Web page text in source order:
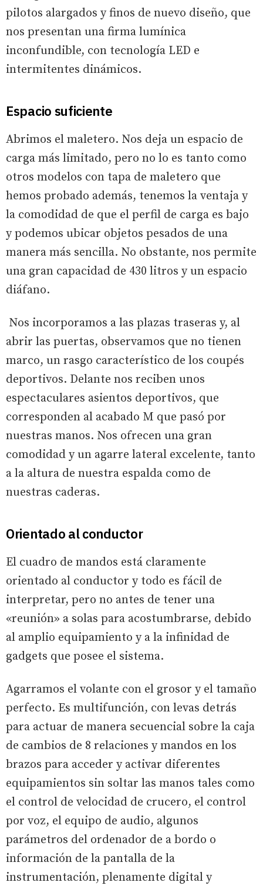
pilotos alargados y finos de nuevo diseño, que
nos presentan una firma lumínica
inconfundible, con tecnología LED e
intermitentes dinámicos.
Espacio suficiente
Abrimos el maletero. Nos deja un espacio de
carga más limitado, pero no lo es tanto como
otros modelos con tapa de maletero que
hemos probado además, tenemos la ventaja y
la comodidad de que el perfil de carga es bajo
y podemos ubicar objetos pesados de una
manera más sencilla. No obstante, nos permite
una gran capacidad de 430 litros y un espacio
diáfano.
Nos incorporamos a las plazas traseras y, al
abrir las puertas, observamos que no tienen
marco, un rasgo característico de los coupés
deportivos. Delante nos reciben unos
espectaculares asientos deportivos, que
corresponden al acabado M que pasó por
nuestras manos. Nos ofrecen una gran
comodidad y un agarre lateral excelente, tanto
a la altura de nuestra espalda como de
nuestras caderas.
Orientado al conductor
El cuadro de mandos está claramente
orientado al conductor y todo es fácil de
interpretar, pero no antes de tener una
«reunión» a solas para acostumbrarse, debido
al amplio equipamiento y a la infinidad de
gadgets que posee el sistema.
Agarramos el volante con el grosor y el tamaño
perfecto. Es multifunción, con levas detrás
para actuar de manera secuencial sobre la caja
de cambios de 8 relaciones y mandos en los
brazos para acceder y activar diferentes
equipamientos sin soltar las manos tales como
el control de velocidad de crucero, el control
por voz, el equipo de audio, algunos
parámetros del ordenador de a bordo o
información de la pantalla de la
instrumentación, plenamente digital y